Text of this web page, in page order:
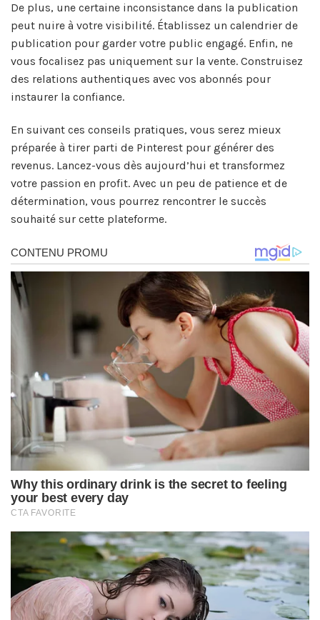
De plus, une certaine inconsistance dans la publication
peut nuire à votre visibilité. Établissez un calendrier de
publication pour garder votre public engagé. Enfin, ne
vous focalisez pas uniquement sur la vente. Construisez
des relations authentiques avec vos abonnés pour
instaurer la confiance.
En suivant ces conseils pratiques, vous serez mieux
préparée à tirer parti de Pinterest pour générer des
revenus. Lancez-vous dès aujourd’hui et transformez
votre passion en profit. Avec un peu de patience et de
détermination, vous pourrez rencontrer le succès
souhaité sur cette plateforme.